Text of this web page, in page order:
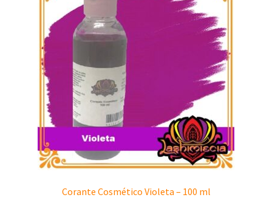
Corante Cosmético Violeta – 100 ml